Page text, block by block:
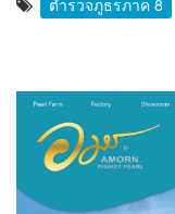
ตำรวจภูธรภาค 8